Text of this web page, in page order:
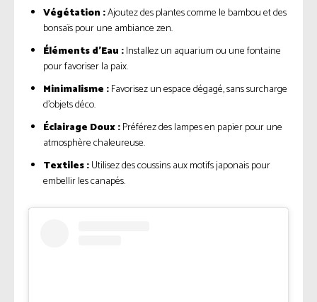
Végétation :Ajoutez des plantes comme le bambou et des
bonsaïs pour une ambiance zen.
Éléments d’Eau :Installez un aquarium ou une fontaine
pour favoriser la paix.
Minimalisme :Favorisez un espace dégagé, sans surcharge
d’objets déco.
Éclairage Doux :Préférez des lampes en papier pour une
atmosphère chaleureuse.
Textiles :Utilisez des coussins aux motifs japonais pour
embellir les canapés.